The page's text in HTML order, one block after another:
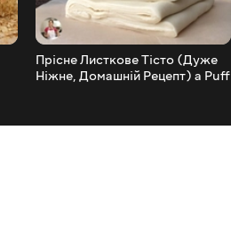
Прісне Листкове Тісто (Дуже
Ніжне, Домашній Рецепт) a Puff